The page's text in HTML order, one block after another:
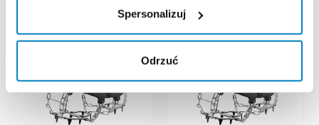
Spersonalizuj
Odrzuć